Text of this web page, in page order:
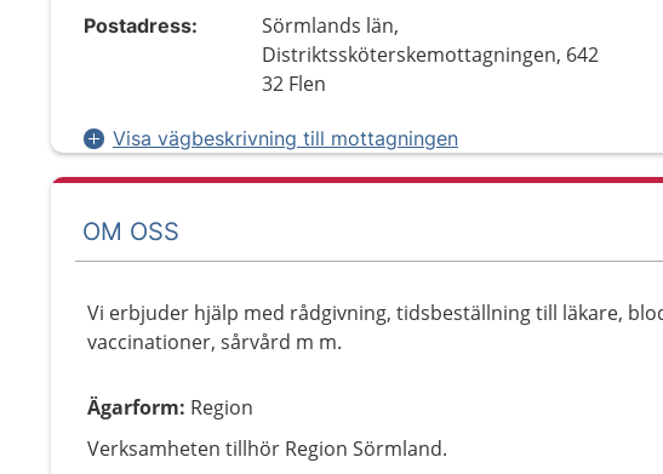
Postadress:
Sörmlands län,
Distriktssköterskemottagningen, 642
32 Flen
Visa vägbeskrivning till mottagningen
OM OSS
Vi erbjuder hjälp med rådgivning, tidsbeställning till läkare,
vaccinationer, sårvård m m.
Ägarform: Region
Verksamheten tillhör Region Sörmland.